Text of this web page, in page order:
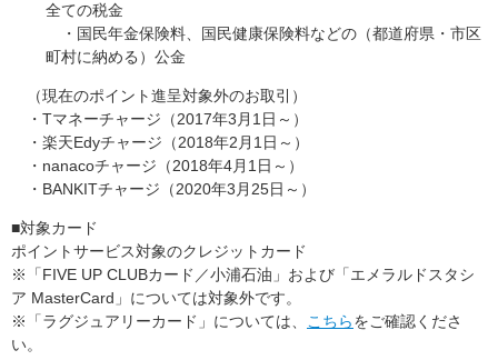
全ての税金
・国民年金保険料、国民健康保険料などの（都道府県・市区
町村に納める）公金
（現在のポイント進呈対象外のお取引）
・Tマネーチャージ（2017年3月1日～）
・楽天Edyチャージ（2018年2月1日～）
・nanacoチャージ（2018年4月1日～）
・BANKITチャージ（2020年3月25日～）
■対象カード
ポイントサービス対象のクレジットカード
※「FIVE UP CLUBカード／小浦石油」および「エメラルドスタシ
ア MasterCard」については対象外です。
※「ラグジュアリーカード」については、
こちらをご確認くださ
い。